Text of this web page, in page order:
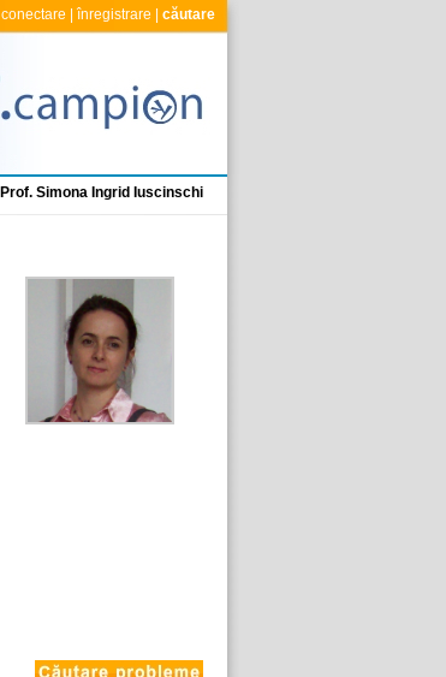
conectare înregistrare căutare
Prof. Simona Ingrid Iuscinschi